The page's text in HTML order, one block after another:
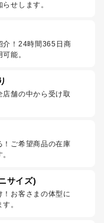
せします。
介！24時間365日商
能。
店舗の中から受け取
！ご希望商品の在庫
サイズ)
お客さまの体型に
。